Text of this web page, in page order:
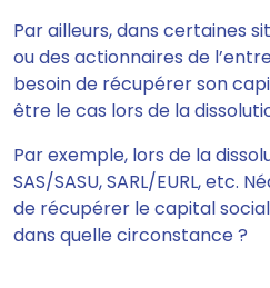
Par ailleurs, dans certaines
ou des actionnaires de
besoin de récupérer son
être le cas lors de la
Par exemple, lors de la
SAS/SASU, SARL/EURL, etc.
de récupérer le capital
dans quelle circonstance ?